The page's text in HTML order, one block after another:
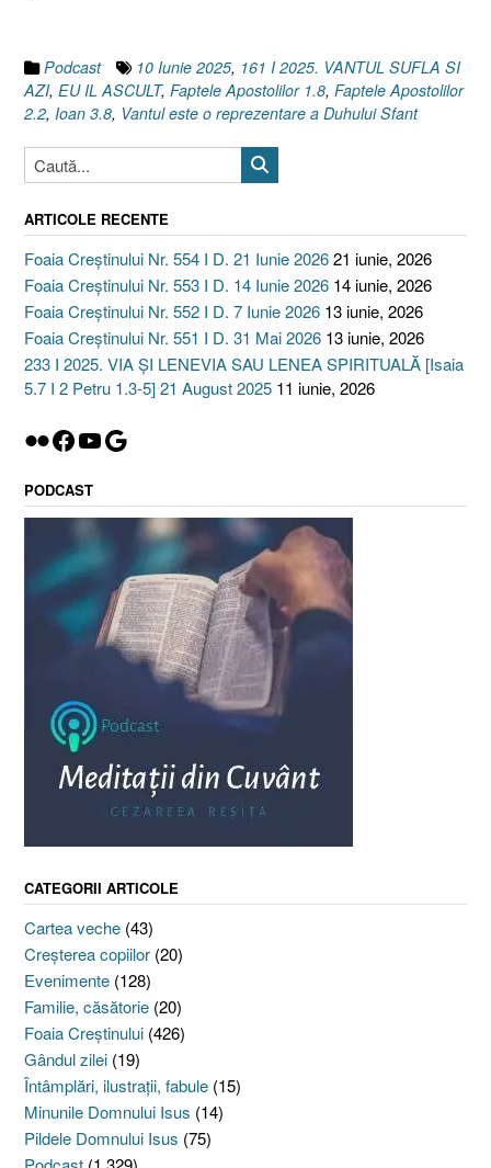
1.8]
10
Iunie
Podcast 10 Iunie 2025, 161 I 2025. VANTUL SUFLA SI
AZI, EU IL ASCULT, Faptele Apostolilor 1.8, Faptele Apostolilor
2.2, Ioan 3.8, Vantul este o reprezentare a Duhului Sfant
ARTICOLE RECENTE
Foaia Creștinului Nr. 554 I D. 21 Iunie 202621 iunie, 2026
Foaia Creștinului Nr. 553 I D. 14 Iunie 2026 14 iunie, 2026
Foaia Creștinului Nr. 552 I D. 7 Iunie 2026 13 iunie, 2026
Foaia Creștinului Nr. 551 I D. 31 Mai 2026 13 iunie, 2026
233 I 2025. VIA ȘI LENEVIA SAU LENEA SPIRITUALĂ [Isaia
5.7 I 2 Petru 1.3-5] 21 August 2025 11 iunie, 2026
Flickr
Facebook
YouTube
Google
PODCAST
CATEGORII ARTICOLE
Cartea veche (43)
Creşterea copiilor (20)
Evenimente (128)
Familie, căsătorie (20)
Foaia Creştinului (426)
Gândul zilei (19)
Întâmplări, ilustraţii, fabule (15)
Minunile Domnului Isus (14)
Pildele Domnului Isus (75)